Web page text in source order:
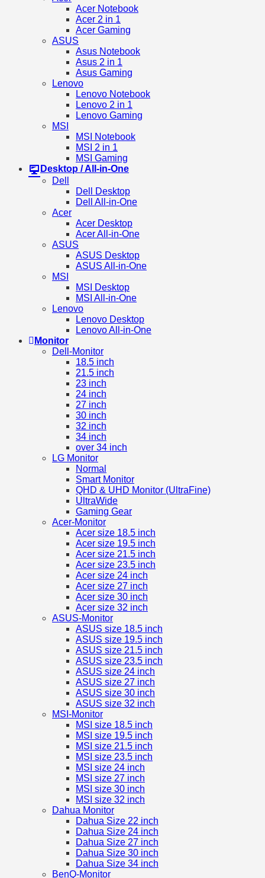
Acer Notebook
Acer 2 in 1
Acer Gaming
ASUS
Asus Notebook
Asus 2 in 1
Asus Gaming
Lenovo
Lenovo Notebook
Lenovo 2 in 1
Lenovo Gaming
MSI
MSI Notebook
MSI 2 in 1
MSI Gaming
Desktop / All-in-One
Dell
Dell Desktop
Dell All-in-One
Acer
Acer Desktop
Acer All-in-One
ASUS
ASUS Desktop
ASUS All-in-One
MSI
MSI Desktop
MSI All-in-One
Lenovo
Lenovo Desktop
Lenovo All-in-One
Monitor
Dell-Monitor
18.5 inch
21.5 inch
23 inch
24 inch
27 inch
30 inch
32 inch
34 inch
over 34 inch
LG Monitor
Normal
Smart Monitor
QHD & UHD Monitor (UltraFine)
UltraWide
Gaming Gear
Acer-Monitor
Acer size 18.5 inch
Acer size 19.5 inch
Acer size 21.5 inch
Acer size 23.5 inch
Acer size 24 inch
Acer size 27 inch
Acer size 30 inch
Acer size 32 inch
ASUS-Monitor
ASUS size 18.5 inch
ASUS size 19.5 inch
ASUS size 21.5 inch
ASUS size 23.5 inch
ASUS size 24 inch
ASUS size 27 inch
ASUS size 30 inch
ASUS size 32 inch
MSI-Monitor
MSI size 18.5 inch
MSI size 19.5 inch
MSI size 21.5 inch
MSI size 23.5 inch
MSI size 24 inch
MSI size 27 inch
MSI size 30 inch
MSI size 32 inch
Dahua Monitor
Dahua Size 22 inch
Dahua Size 24 inch
Dahua Size 27 inch
Dahua Size 30 inch
Dahua Size 34 inch
BenQ-Monitor